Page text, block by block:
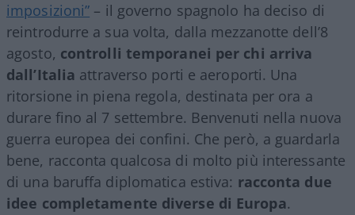
imposizioni” – il governo spagnolo ha deciso di
reintrodurre a sua volta, dalla mezzanotte dell’8
agosto, controlli temporanei per chi arriva
dall’Italia attraverso porti e aeroporti. Una
ritorsione in piena regola, destinata per ora a
durare fino al 7 settembre. Benvenuti nella nuova
guerra europea dei confini. Che però, a guardarla
bene, racconta qualcosa di molto più interessante
di una baruffa diplomatica estiva: racconta due
idee completamente diverse di Europa.